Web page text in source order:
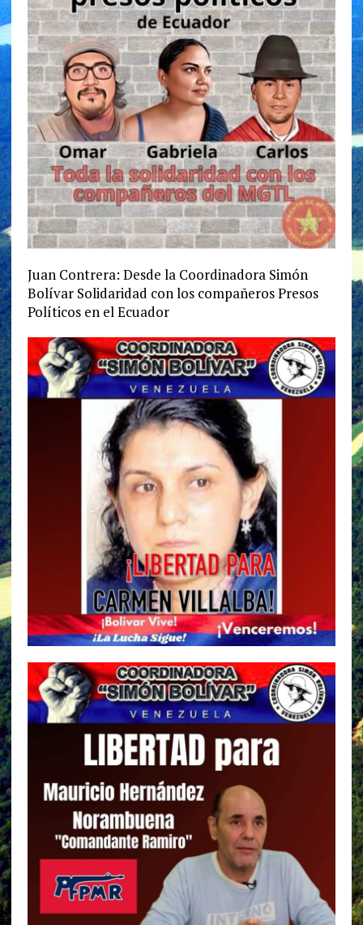
Juan Contrera: Desde la Coordinadora Simón
Bolívar Solidaridad con los compañeros Presos
Políticos en el Ecuador